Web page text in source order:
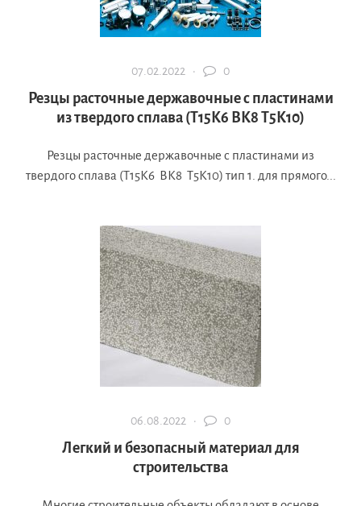
07.02.2022 · 0
Резцы расточные державочные с пластинами
из твердого сплава (Т15К6 ВК8 Т5К10)
Резцы расточные державочные с пластинами из
твердого сплава (Т15К6 ВК8 Т5К10) тип 1. для прямого...
06.08.2022 · 0
Легкий и безопасный материал для
строительства